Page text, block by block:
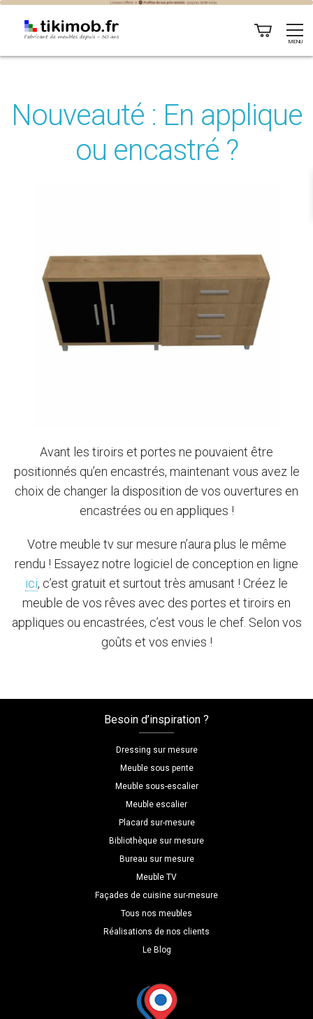
MENU
Nouveauté : En applique
ou encastré ?
Avant les tiroirs et portes ne pouvaient être
positionnés qu’en encastrés, maintenant vous avez le
choix de changer la disposition de vos ouvertures en
encastrées ou en appliques !
Votre meuble tv sur mesure n’aura plus le même
rendu ! Essayez notre logiciel de conception en ligne
ici, c’est gratuit et surtout très amusant ! Créez le
meuble de vos rêves avec des portes et tiroirs en
appliques ou encastrées, c’est vous le chef. Selon vos
goûts et vos envies !
Besoin d’inspiration ?
Dressing sur mesure
Meuble sous pente
Meuble sous-escalier
Meuble escalier
Placard sur-mesure
Bibliothèque sur mesure
Bureau sur mesure
Meuble TV
Façades de cuisine sur-mesure
Tous nos meubles
Réalisations de nos clients
Le Blog